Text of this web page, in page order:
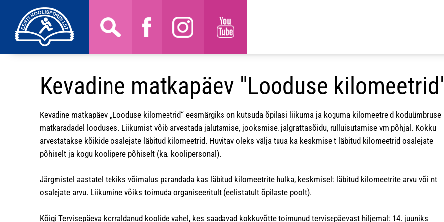
Kevadine matkapäev "Looduse
Kevadine matkapäev „Looduse kilomeetrid“ eesmärgiks on kutsuda õpilasi liikuma ja koguma kilomeetreid koduümbruse
matkaradadel looduses. Liikumist võib arvestada jalutamise, jooksmise, jalgrattasõidu, rulluisutamise vm põhjal. Kokku
arvestatakse kõikide osalejate läbitud kilomeetrid. Huvitav oleks välja tuua ka keskmiselt läbitud kilomeetrid osalejate
põhiselt ja kogu koolipere põhiselt (ka. koolipersonal).
Järgmistel aastatel tekiks võimalus parandada kas läbitud kilomeetrite hulka, keskmiselt läbitud kilomeetrite arvu või nt
osalejate arvu. Liikumine võiks toimuda organiseeritult (eelistatult õpilaste poolt).
Kõigi Tervisepäeva korraldanud koolide vahel, kes saadavad kokkuvõtte toimunud tervisepäevast hiljemalt 14. juuniks